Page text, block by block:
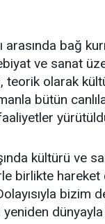
arasında bağ
ve sanat
teorik olarak
bütün
kültürü ve
birlikte
bizim